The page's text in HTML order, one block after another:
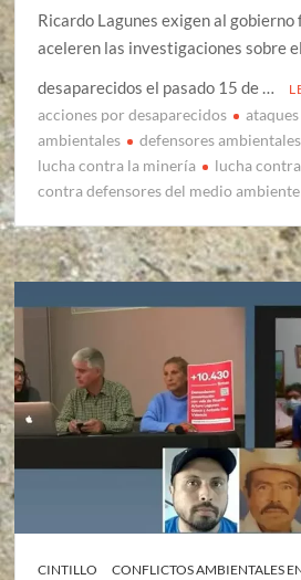
Ricardo Lagunes exigen al gobierno
aceleren las investigaciones sobre
desaparecidos el pasado 15 de …
acciones por desaparecidos
ambientales
defensores ambientales
lucha contra la minería
lucha
contra defensores del medio ambiente
CINTILLO
CONFLICTOS AMBIENTALES